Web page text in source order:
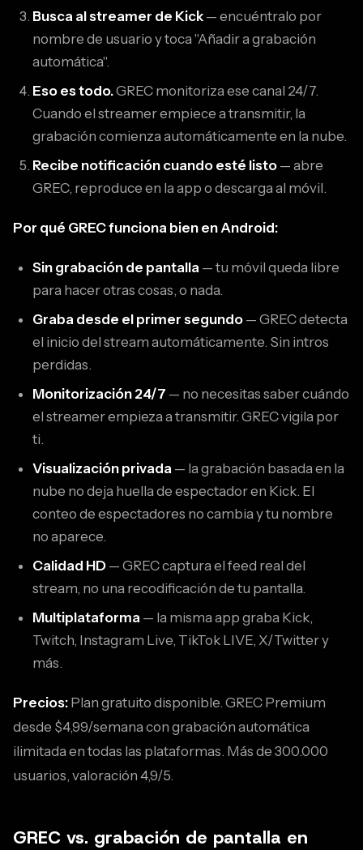
Busca al streamer de Kick — encuéntralo por
nombre de usuario y toca "Añadir a grabación
automática".
Eso es todo.GREC monitoriza ese canal 24/7.
Cuando el streamer empiece a transmitir, la
grabación comienza automáticamente en la nube.
Recibe notificación cuando esté listo — abre
GREC, reproduce en la app o descarga al móvil.
Por qué GREC funciona bien en Android:
Sin grabación de pantalla — tu móvil queda libre
para hacer otras cosas, o nada.
Graba desde el primer segundo — GREC detecta
el inicio del stream automáticamente. Sin intros
perdidas.
Monitorización 24/7 — no necesitas saber cuándo
el streamer empieza a transmitir. GREC vigila por
ti.
Visualización privada — la grabación basada en la
nube no deja huella de espectador en Kick. El
conteo de espectadores no cambia y tu nombre
no aparece.
Calidad HD — GREC captura el feed real del
stream, no una recodificación de tu pantalla.
Multiplataforma — la misma app graba Kick,
Twitch, Instagram Live, TikTok LIVE, X/Twitter y
más.
Precios: Plan gratuito disponible. GREC Premium
desde $4,99/semana con grabación automática
ilimitada en todas las plataformas. Más de 300.000
usuarios, valoración 4,9/5.
GREC vs. grabación de pantalla en